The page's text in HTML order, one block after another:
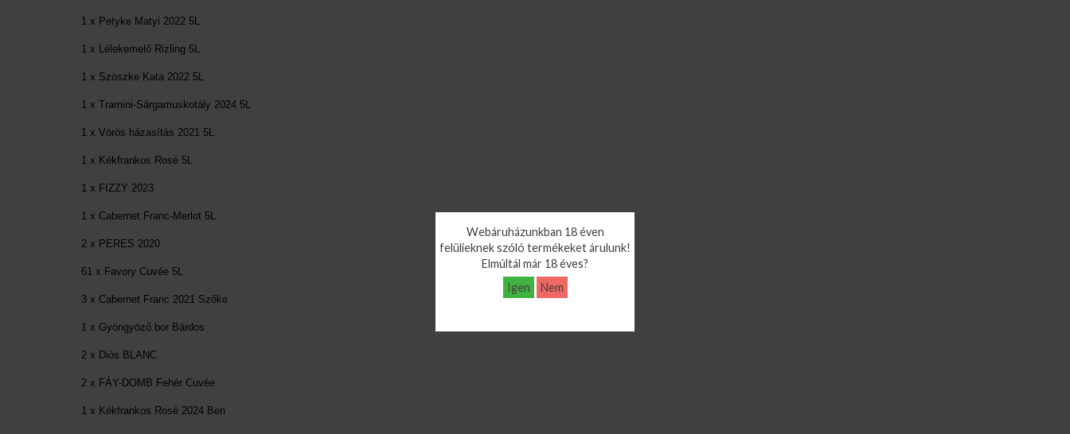
Webáruházunkban 18 éven
felülieknek szóló termékeket árulunk!
Elmúltál már 18 éves?
Igen
Nem
1 x Petyke Matyi 2022 5L
1 x Lélekemelő Rizling 5L
1 x Szöszke Kata 2022 5L
1 x Tramini-Sárgamuskotály 2024 5L
1 x Vörös házasítás 2021 5L
1 x Kékfrankos Rosé 5L
1 x FIZZY 2023
1 x Cabernet Franc-Merlot 5L
2 x PERES 2020
61 x Favory Cuvée 5L
3 x Cabernet Franc 2021 Szőke
1 x Gyöngyöző bor Bárdos
2 x Diós BLANC
2 x FÁY-DOMB Fehér Cuvée
1 x Kékfrankos Rosé 2024 Ben